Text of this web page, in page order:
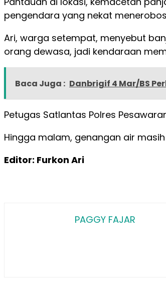
pengendara yang nekat
Ari, warga setempat, menyebut
orang dewasa, jadi kendaraan
Baca Juga : Danbrigif 4 Mar/BS
Petugas Satlantas Polres
Hingga malam, genangan air
Editor: Furkon Ari
PAGGY FAJAR